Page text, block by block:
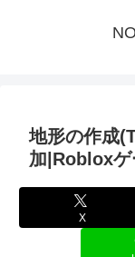
地形の作成
加|Robloxゲ
X